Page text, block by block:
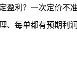
盈利？一次定价不
、每单都有预期利